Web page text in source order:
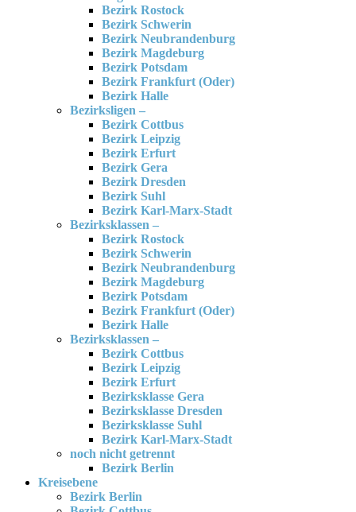
Bezirk Rostock
Bezirk Schwerin
Bezirk Neubrandenburg
Bezirk Magdeburg
Bezirk Potsdam
Bezirk Frankfurt (Oder)
Bezirk Halle
Bezirksligen –
Bezirk Cottbus
Bezirk Leipzig
Bezirk Erfurt
Bezirk Gera
Bezirk Dresden
Bezirk Suhl
Bezirk Karl-Marx-Stadt
Bezirksklassen –
Bezirk Rostock
Bezirk Schwerin
Bezirk Neubrandenburg
Bezirk Magdeburg
Bezirk Potsdam
Bezirk Frankfurt (Oder)
Bezirk Halle
Bezirksklassen –
Bezirk Cottbus
Bezirk Leipzig
Bezirk Erfurt
Bezirksklasse Gera
Bezirksklasse Dresden
Bezirksklasse Suhl
Bezirk Karl-Marx-Stadt
noch nicht getrennt
Bezirk Berlin
Kreisebene
Bezirk Berlin